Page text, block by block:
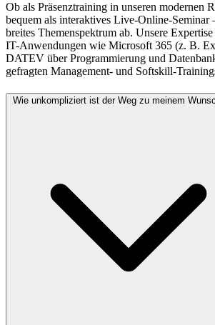
Ob als Präsenztraining in unseren modernen
bequem als interaktives Live-Online-Seminar
breites Themenspektrum ab. Unsere
IT-Anwendungen wie Microsoft 365 (z. B.
DATEV über Programmierung und
gefragten Management- und Softskill-
Wie unkompliziert ist der Weg zu meinem